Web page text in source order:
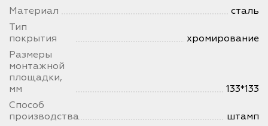
Материал
сталь
Тип
покрытия
хромирование
Размеры
монтажной
площадки,
мм
133*133
Способ
производства
штамп